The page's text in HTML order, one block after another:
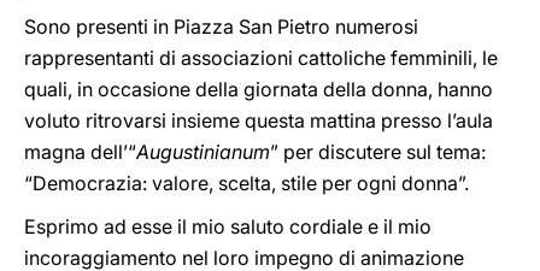
Sono presenti in Piazza San Pietro numerosi
rappresentanti di associazioni cattoliche femminili, le
quali, in occasione della giornata della donna, hanno
voluto ritrovarsi insieme questa mattina presso l’aula
magna dell’“Augustinianum” per discutere sul tema:
“Democrazia: valore, scelta, stile per ogni donna”.
Esprimo ad esse il mio saluto cordiale e il mio
incoraggiamento nel loro impegno di animazione